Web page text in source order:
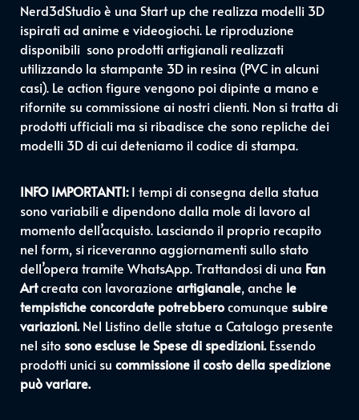
Nerd3dStudio è una Start up che realizza modelli 3D
ispirati ad anime e videogiochi. Le riproduzione
disponibili sono prodotti artigianali realizzati
utilizzando la stampante 3D in resina (PVC in alcuni
casi). Le action figure vengono poi dipinte a mano e
rifornite su commissione ai nostri clienti. Non si tratta di
prodotti ufficiali ma si ribadisce che sono repliche dei
modelli 3D di cui deteniamo il codice di stampa.
INFO IMPORTANTI:I tempi di consegna della statua
sono variabili e dipendono dalla mole di lavoro al
momento dell’acquisto. Lasciando il proprio recapito
nel form, si riceveranno aggiornamenti sullo stato
dell’opera tramite WhatsApp. Trattandosi di una Fan
Artcreata con lavorazione artigianale, anche le
tempistiche concordate potrebberocomunque subire
variazioni.Nel Listino delle statue a Catalogo presente
nel sito sono escluse le Spese di spedizioni.Essendo
prodotti unici su commissione il costo della spedizione
può variare.